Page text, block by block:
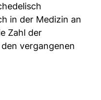
in der Medizin an
Zahl der
vergangenen